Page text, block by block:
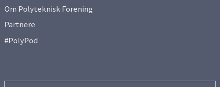
Om Polyteknisk Forening
Partnere
#PolyPod